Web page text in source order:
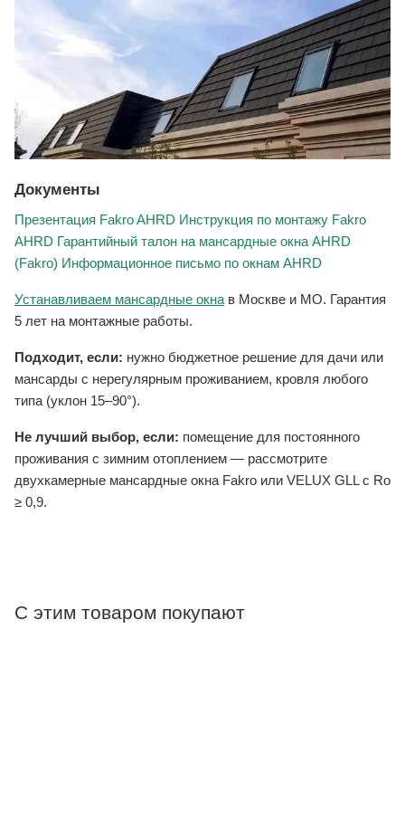
Документы
Презентация Fakro AHRD Инструкция по монтажу Fakro
AHRD Гарантийный талон на мансардные окна AHRD
(Fakro) Информационное письмо по окнам AHRD
Устанавливаем мансардные окна в Москве и МО. Гарантия
5 лет на монтажные работы.
Подходит, если: нужно бюджетное решение для дачи или
мансарды с нерегулярным проживанием, кровля любого
типа (уклон 15–90°).
Не лучший выбор, если: помещение для постоянного
проживания с зимним отоплением — рассмотрите
двухкамерные мансардные окна Fakro или VELUX GLL с Ro
≥ 0,9.
С этим товаром покупают